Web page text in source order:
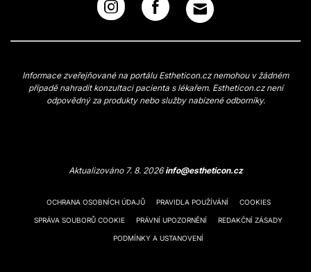
Informace zveřejňované na portálu Estheticon.cz nemohou v žádném
případě nahradit konzultaci pacienta s lékařem. Estheticon.cz není
odpovědný za produkty nebo služby nabízené odborníky.
Aktualizováno 7. 8. 2026info@estheticon.cz
OCHRANA OSOBNÍCH ÚDAJŮ PRAVIDLA POUŽÍVÁNÍ COOKIES
SPRÁVA SOUBORŮ COOKIE PRÁVNÍ UPOZORNĚNÍ REDAKČNÍ ZÁSADY
PODMÍNKY A USTANOVENÍ